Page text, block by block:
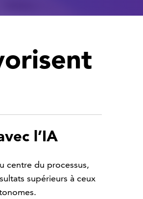
l’IA
centre du processus,
supérieurs à ceux